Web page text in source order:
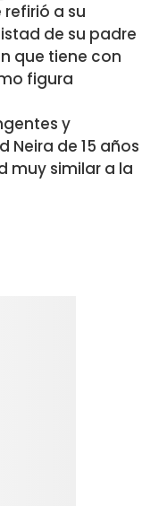
refirió a su
de su padre
que tiene con
figura
y
Neira de 15 años
muy similar a la